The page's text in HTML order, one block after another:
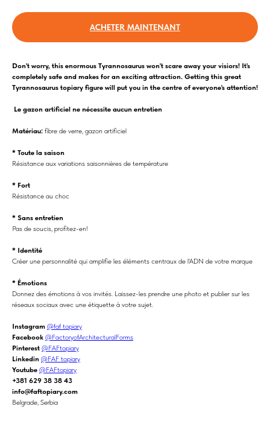
ACHETER MAINTENANT
Don't worry, this enormous Tyrannosaurus won't scare away your visiors! It's
completely safe and makes for an exciting attraction. Getting this great
Tyrannosaurus topiary figure will put you in the centre of everyone's attention!
Le gazon artificiel ne nécessite aucun entretien
Matériau: fibre de verre, gazon artificiel
* Toute la saison
Résistance aux variations saisonnières de température
* Fort
Résistance au choc
* Sans entretien
Pas de soucis, profitez-en!
* Identité
Créer une personnalité qui amplifie les éléments centraux de l'ADN de votre marque
* Émotions
Donnez des émotions à vos invités. Laissez-les prendre une photo et publier sur les
réseaux sociaux avec une étiquette à votre sujet.
Instagram @faf_topiary
Facebook @FactoryofArchitecturalForms
Pinterest @FAFtopiary
Linkedin @FAF topiary
Youtube @FAFtopiary
+381 629 38 38 43
info@faftopiary.com
Belgrade, Serbia